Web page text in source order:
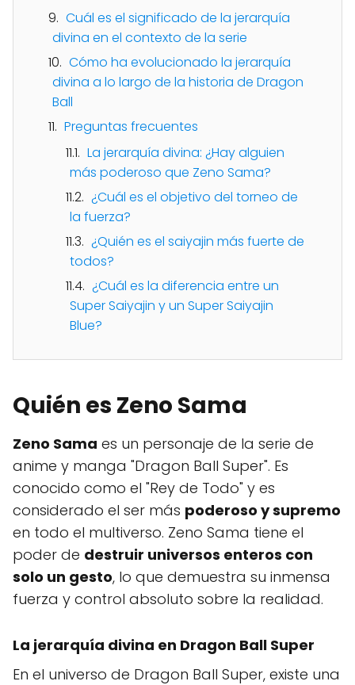
Cuál es el significado de la jerarquía
divina en el contexto de la serie
Cómo ha evolucionado la jerarquía
divina a lo largo de la historia de Dragon
Ball
Preguntas frecuentes
La jerarquía divina: ¿Hay alguien
más poderoso que Zeno Sama?
¿Cuál es el objetivo del torneo de
la fuerza?
¿Quién es el saiyajin más fuerte de
todos?
¿Cuál es la diferencia entre un
Super Saiyajin y un Super Saiyajin
Blue?
Quién es Zeno Sama
Zeno Sama es un personaje de la serie de
anime y manga "Dragon Ball Super". Es
conocido como el "Rey de Todo" y es
considerado el ser más poderoso y supremo
en todo el multiverso. Zeno Sama tiene el
poder de destruir universos enteros con
solo un gesto, lo que demuestra su inmensa
fuerza y control absoluto sobre la realidad.
La jerarquía divina en Dragon Ball Super
En el universo de Dragon Ball Super, existe una